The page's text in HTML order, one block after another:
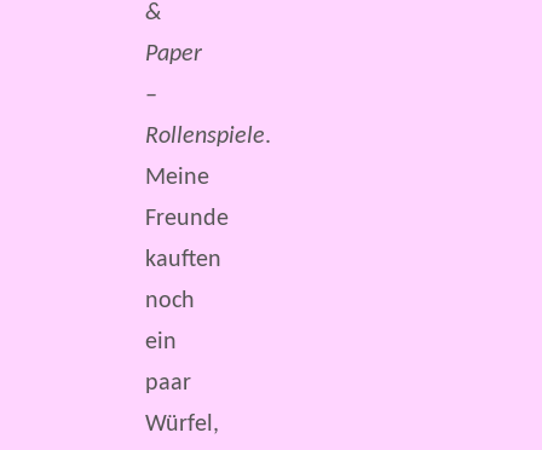
&
Paper
–
Rollenspiele.
Meine
Freunde
kauften
noch
ein
paar
Würfel,